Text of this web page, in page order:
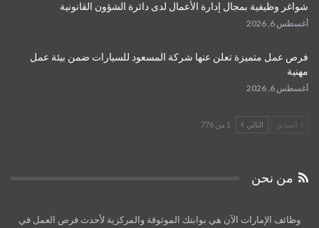
شواغر وظيفية بمجال إدارة الأعمال لدى دائرة الشؤون القانونية
أغسطس 6, 2026
فرص عمل متميزة تعلن عنها شركة المسعود للسيارات ضمن بيئة عمل
مهنية
أغسطس 6, 2026
السابق التالي 1 من 776
من نحن
وظائف الإمارات الآن هي بوابتك الموثوقة والمركزية لأحدث فرص العمل في